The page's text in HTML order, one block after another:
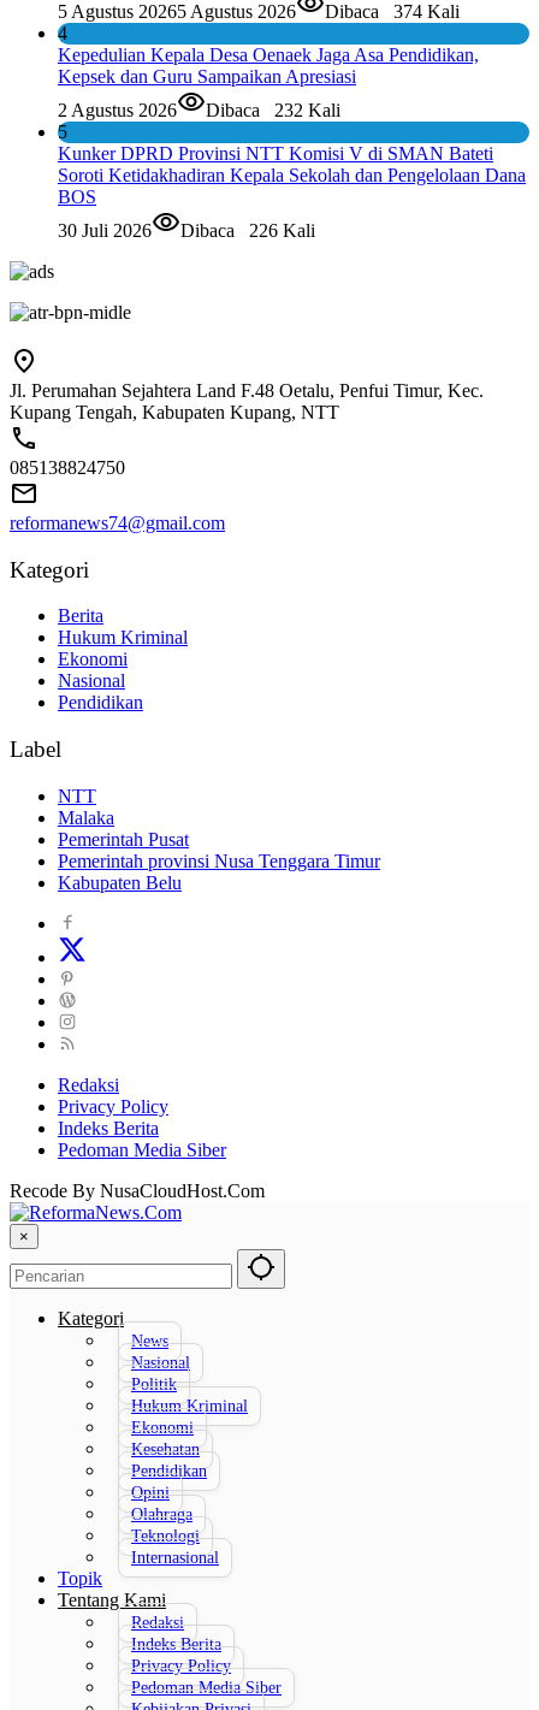
5 Agustus 20265 Agustus 2026 Dibaca 374 Kali
4
Kepedulian Kepala Desa Oenaek Jaga Asa Pendidikan,
Kepsek dan Guru Sampaikan Apresiasi
2 Agustus 2026
Dibaca 232 Kali
5
Kunker DPRD Provinsi NTT Komisi V di SMAN Bateti
Soroti Ketidakhadiran Kepala Sekolah dan Pengelolaan Dana
BOS
30 Juli 2026
Dibaca 226 Kali
Jl. Perumahan Sejahtera Land F.48 Oetalu, Penfui Timur, Kec.
Kupang Tengah, Kabupaten Kupang, NTT
085138824750
reformanews74@gmail.com
Kategori
Berita
Hukum Kriminal
Ekonomi
Nasional
Pendidikan
Label
NTT
Malaka
Pemerintah Pusat
Pemerintah provinsi Nusa Tenggara Timur
Kabupaten Belu
Redaksi
Privacy Policy
Indeks Berita
Pedoman Media Siber
Recode By NusaCloudHost.Com
×
Kategori
News
Nasional
Politik
Hukum Kriminal
Ekonomi
Kesehatan
Pendidikan
Opini
Olahraga
Teknologi
Internasional
Topik
Tentang Kami
Redaksi
Indeks Berita
Privacy Policy
Pedoman Media Siber